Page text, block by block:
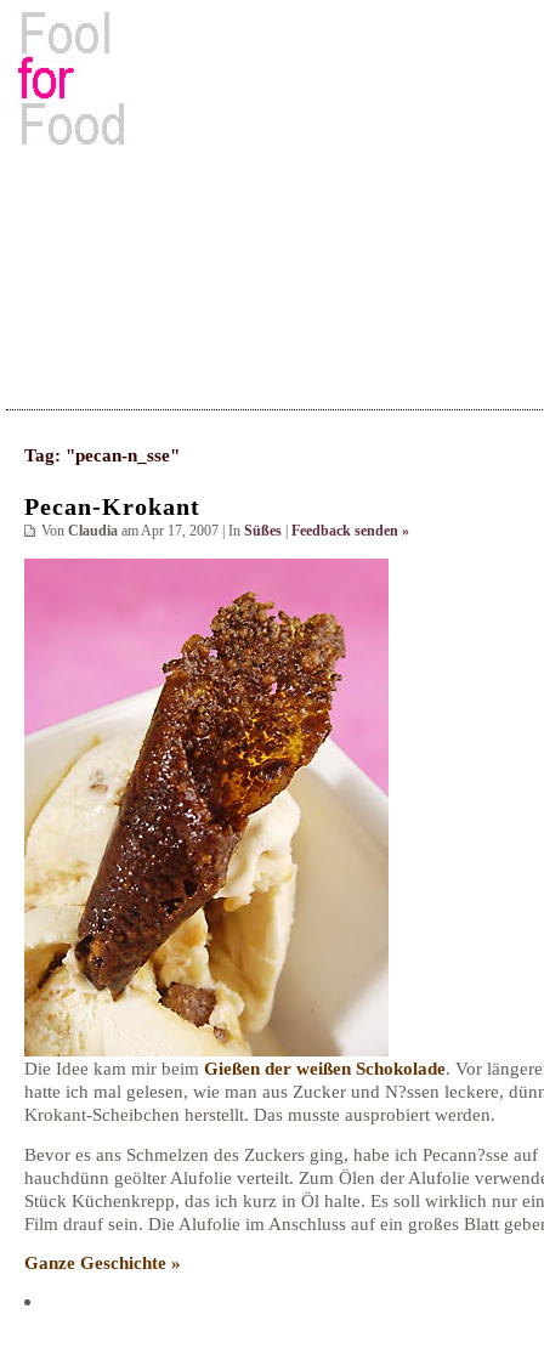
Tag: "pecan-n_sse"
Pecan-Krokant
Von Claudia am Apr 17, 2007 | In Süßes Feedback senden »
Die Idee kam mir beim Gießen der weißen Schokolade. Vor
hatte ich mal gelesen, wie man aus Zucker und N?ssen leckere,
Krokant-Scheibchen herstellt. Das musste ausprobiert werden.
Bevor es ans Schmelzen des Zuckers ging, habe ich Pecann?sse auf
hauchdünn geölter Alufolie verteilt. Zum Ölen der Alufolie
Stück Küchenkrepp, das ich kurz in Öl halte. Es soll wirklich nur
Film drauf sein. Die Alufolie im Anschluss auf ein großes Blatt
Ganze Geschichte »